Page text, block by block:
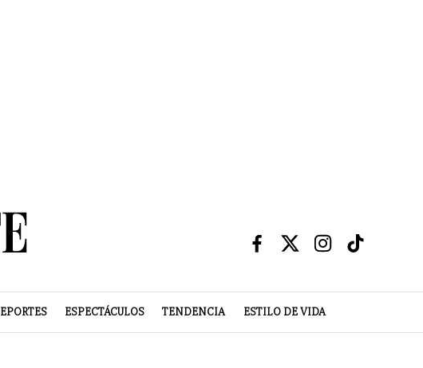
ESPECTÁCULOS TENDENCIA ESTILO DE VIDA